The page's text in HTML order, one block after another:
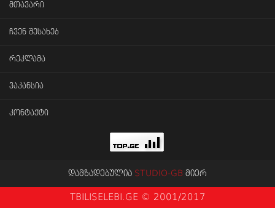
მთავარი
ჩვენ შესახებ
რეკლამა
ვაკანსია
კონტაქტი
დამზადებულია STUDIO-GB მიერ
TBILISELEBI.GE © 2001/2017